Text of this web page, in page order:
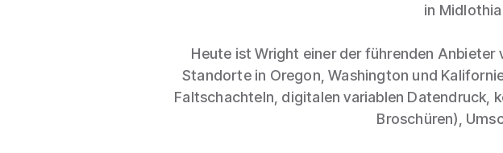
in
Heute ist Wright einer der führenden
Standorte in Oregon, Washington und
Faltschachteln, digitalen variablen Datendruck,
Broschüren),